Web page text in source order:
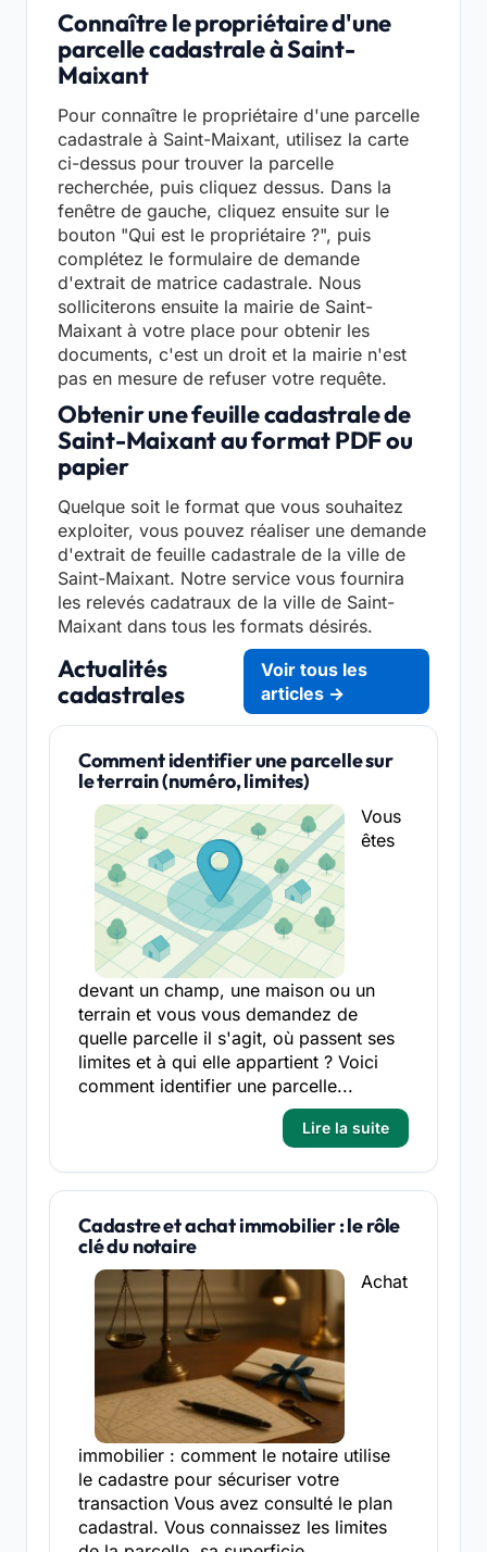
Connaître le propriétaire d'une
parcelle cadastrale à Saint-
Maixant
Pour connaître le propriétaire d'une parcelle
cadastrale à Saint-Maixant, utilisez la carte
ci-dessus pour trouver la parcelle
recherchée, puis cliquez dessus. Dans la
fenêtre de gauche, cliquez ensuite sur le
bouton "Qui est le propriétaire ?", puis
complétez le formulaire de demande
d'extrait de matrice cadastrale. Nous
solliciterons ensuite la mairie de Saint-
Maixant à votre place pour obtenir les
documents, c'est un droit et la mairie n'est
pas en mesure de refuser votre requête.
Obtenir une feuille cadastrale de
Saint-Maixant au format PDF ou
papier
Quelque soit le format que vous souhaitez
exploiter, vous pouvez réaliser une demande
d'extrait de feuille cadastrale de la ville de
Saint-Maixant. Notre service vous fournira
les relevés cadatraux de la ville de Saint-
Maixant dans tous les formats désirés.
Actualités
cadastrales
Voir tous les
articles →
Comment identifier une parcelle sur
le terrain (numéro, limites)
Vous
êtes
devant un champ, une maison ou un
terrain et vous vous demandez de
quelle parcelle il s'agit, où passent ses
limites et à qui elle appartient ? Voici
comment identifier une parcelle...
Lire la suite
Cadastre et achat immobilier : le rôle
clé du notaire
Achat
immobilier : comment le notaire utilise
le cadastre pour sécuriser votre
transaction Vous avez consulté le plan
cadastral. Vous connaissez les limites